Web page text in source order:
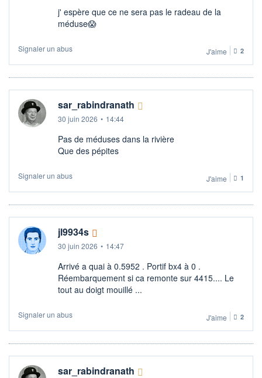
j' espère que ce ne sera pas le radeau de la
méduse😱
Signaler un abus J'aime 2
sar_rabindranath
30 juin 2026 • 14:44
Pas de méduses dans la rivière
Que des pépites
Signaler un abus J'aime 1
jl9934s
30 juin 2026 • 14:47
Arrivé a quai à 0.5952 . Portif bx4 à 0 .
Réembarquement si ca remonte sur 4415.... Le
tout au doigt mouillé ...
Signaler un abus J'aime 2
sar_rabindranath